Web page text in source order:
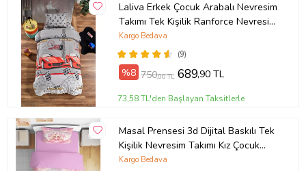
Laliva Erkek Çocuk Arabalı Nevresim
Takımı Tek Kişilik Ranforce Nevresim
Takımı
(9)
Kargo Bedava
%8 750,00 TL 689,90 TL
73,58 TL'den Başlayan Taksitlerle
Masal Prensesi 3d Dijital Baskılı Tek
Kişilik Nevresim Takımı Kız Çocuk
Genç Odası (Pudra Pembe)
Kargo Bedava